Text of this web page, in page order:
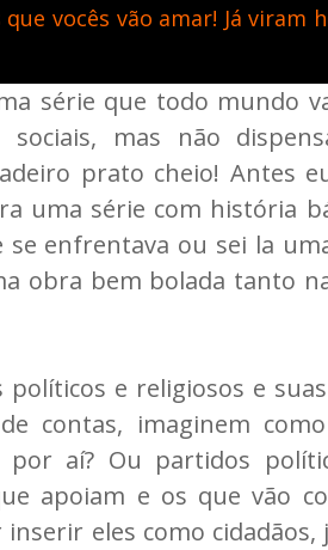
vocês vão amar! Já viram
série que todo mundo
mas não
prato cheio! Antes
uma série com história
enfrentava ou sei la
obra bem bolada tanto
e religiosos e
contas, imaginem
aí? Ou partidos
apoiam e os que vão
eles como cidadãos,